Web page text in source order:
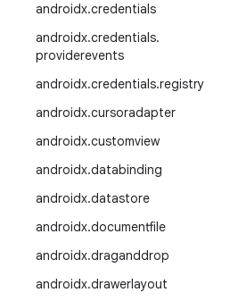
androidx.credentials
androidx.credentials.
providerevents
androidx.credentials.registry
androidx.cursoradapter
androidx.customview
androidx.databinding
androidx.datastore
androidx.documentfile
androidx.draganddrop
androidx.drawerlayout